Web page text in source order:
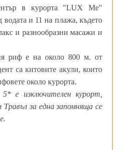
в курорта "LUX Me"
водата и 11 на плажа, където
и разнообразни масажи и
риф е на около 800 м. от
са китовите акули, които
около курорта.
е изключителен курорт,
за една запомняща се